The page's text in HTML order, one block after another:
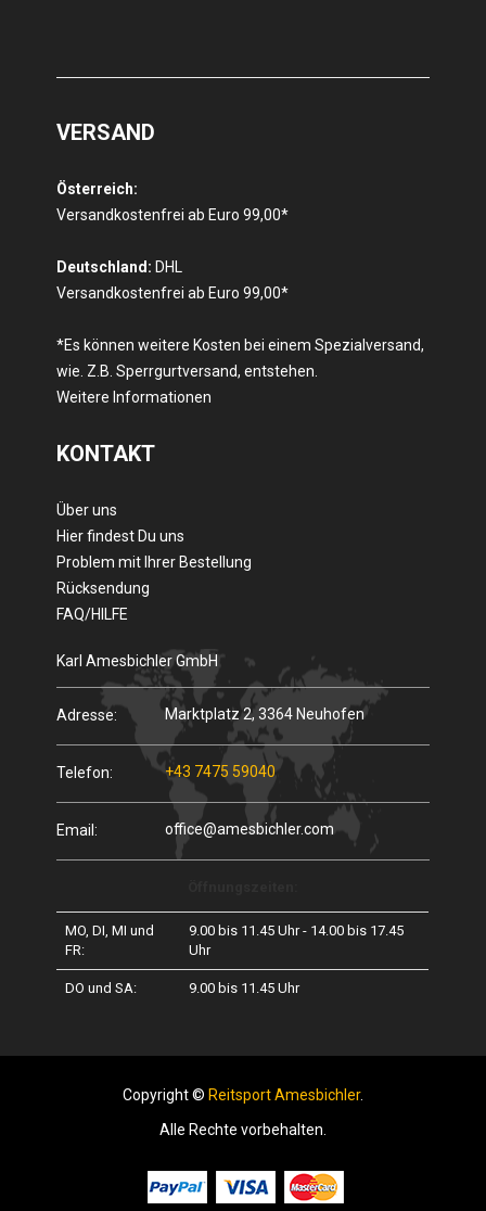
VERSAND
Österreich:
Versandkostenfrei ab Euro 99,00*
Deutschland: DHL
Versandkostenfrei ab Euro 99,00*
*Es können weitere Kosten bei einem Spezialversand,
wie. Z.B. Sperrgurtversand, entstehen.
Weitere Informationen
KONTAKT
Über uns
Hier findest Du uns
Problem mit Ihrer Bestellung
Rücksendung
FAQ/HILFE
Karl Amesbichler GmbH
Adresse: Marktplatz 2, 3364 Neuhofen
Telefon: +43 7475 59040
Email: office@amesbichler.com
MO, DI, MI und
FR:
9.00 bis 11.45 Uhr - 14.00 bis 17.45
Uhr
DO und SA: 9.00 bis 11.45 Uhr
Copyright © Reitsport Amesbichler.
Alle Rechte vorbehalten.